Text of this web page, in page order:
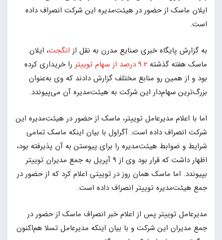
ایلان ماسک از حضور در هیئت‌مدیره این شرکت انصراف داده
است.
به گزارش پایگاه خبری صنایع مدرن به نقل از انگجت، ایلان
ماسک هفته گذشته 9.2 درصد از سهام توییتر
را خریداری کرده
بود و از همین رو منابع مختلف گزارش دادند که وی به‌عنوان
بزرگ‌ترین سهام‌دار این شرکت به هیئت‌مدیره آن می‌پیوندد.
اما با اعلام مدیرعامل توییتر، ماسک از حضور در هیئت‌مدیره این
شرکت انصراف داده است. آگراول با بیان اینکه ماسک تمامی
شرایط و ضوابط هیئت‌مدیره را برای پیوستن به آن پذیرفته بود،
اظهار داشت که قرار بود وی از 9 آپریل به جمع مدیران توییتر
بپیوندد. اما ماسک همان روز در توییتی اعلام کرد که از حضور در
جمع هیئت‌مدیره توییتر انصراف داده است.
مدیرعامل توییتر پس از اعلام خبر انصراف ماسک از حضور در
جمع مدیران این شرکت و با بیان اینکه مدیرعامل تسلا هم‌اکنون